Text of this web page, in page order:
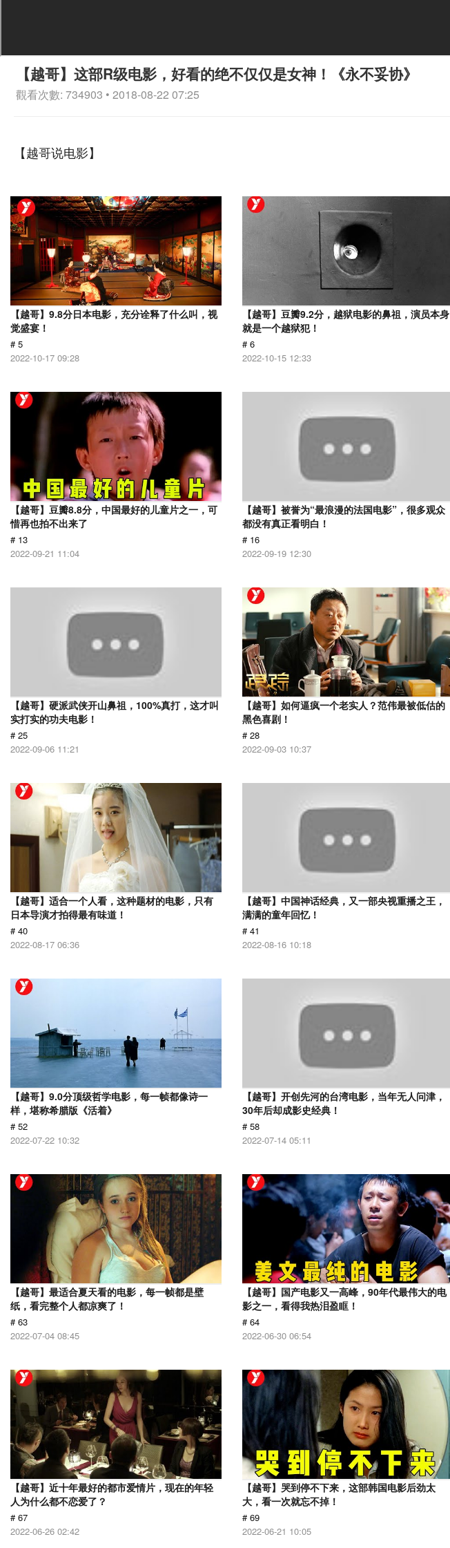
【越哥】这部R级电影，好看的绝不仅仅是女神！《永不妥协》
觀看次數: 734903 • 2018-08-22 07:25
【越哥说电影】
【越哥】9.8分日本电影，充分诠释了什么叫，视
觉盛宴！
# 5
2022-10-17 09:28
【越哥】豆瓣9.2分，越狱电影的鼻祖，演员本身
就是一个越狱犯！
# 6
2022-10-15 12:33
【越哥】豆瓣8.8分，中国最好的儿童片之一，可
惜再也拍不出来了
# 13
2022-09-21 11:04
【越哥】被誉为“最浪漫的法国电影”，很多观众
都没有真正看明白！
# 16
2022-09-19 12:30
【越哥】硬派武侠开山鼻祖，100%真打，这才叫
实打实的功夫电影！
# 25
2022-09-06 11:21
【越哥】如何逼疯一个老实人？范伟最被低估的
黑色喜剧！
# 28
2022-09-03 10:37
【越哥】适合一个人看，这种题材的电影，只有
日本导演才拍得最有味道！
# 40
2022-08-17 06:36
【越哥】中国神话经典，又一部央视重播之王，
满满的童年回忆！
# 41
2022-08-16 10:18
【越哥】9.0分顶级哲学电影，每一帧都像诗一
样，堪称希腊版《活着》
# 52
2022-07-22 10:32
【越哥】开创先河的台湾电影，当年无人问津，
30年后却成影史经典！
# 58
2022-07-14 05:11
【越哥】最适合夏天看的电影，每一帧都是壁
纸，看完整个人都凉爽了！
# 63
2022-07-04 08:45
【越哥】国产电影又一高峰，90年代最伟大的电
影之一，看得我热泪盈眶！
# 64
2022-06-30 06:54
【越哥】近十年最好的都市爱情片，现在的年轻
人为什么都不恋爱了？
# 67
2022-06-26 02:42
【越哥】哭到停不下来，这部韩国电影后劲太
大，看一次就忘不掉！
# 69
2022-06-21 10:05